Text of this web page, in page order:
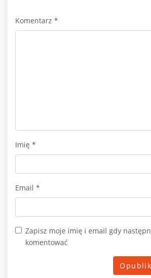
Komentarz *
Imię *
Email *
Zapisz moje imię i email gdy
komentować